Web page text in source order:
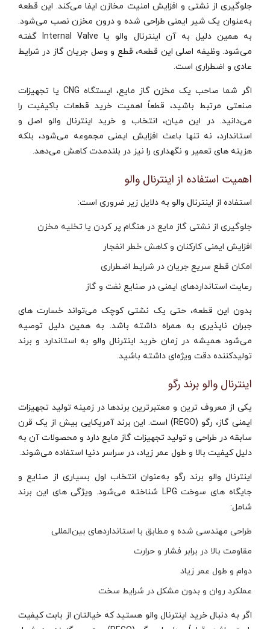
جلوگیری از نشتی و افزایش امنیت مخازن ایفا می‌کند. این قطعه
به‌عنوان یک شیر ایمنی طراحی شده و درون مخزن نصب می‌شود.
به همین دلیل به آن اینترنال والو یا Internal Valve گفته
می‌شود. وظیفه اصلی این قطعه، قطع و وصل جریان گاز در شرایط
عادی و اضطراری است.
اگر شما صاحب یک مخزن گاز مایع، ایستگاه CNG یا تجهیزات
صنعتی مرتبط باشید، قطعاً اهمیت خرید قطعات باکیفیت را
می‌دانید. در این میان، انتخاب و خرید اینترنال والو اصل و
استاندارد، نه‌ تنها باعث افزایش ایمنی مجموعه می‌شود، بلکه
هزینه‌ های تعمیر و نگهداری را نیز در بلندمدت کاهش می‌دهد.
اهمیت استفاده از اینترنال والو
استفاده از اینترنال والو به دلایل زیر ضروری است:
جلوگیری از نشتی گاز مایع در هنگام پر کردن یا تخلیه مخزن
افزایش ایمنی کارکنان و کاهش خطر انفجار
امکان قطع سریع جریان در شرایط اضطراری
رعایت استانداردهای ایمنی در صنایع نفت و گاز
بدون این قطعه، حتی یک نشتی کوچک می‌تواند خسارت‌ های
جبران‌ ناپذیری به همراه داشته باشد. به همین دلیل توصیه
می‌شود همیشه در زمان خرید اینترنال والو به استاندارد و برند
تولیدکننده دقت ویژه‌ای داشته باشید.
اینترنال والو برند رگو
یکی از معروف‌ ترین و معتبرترین برندها در زمینه تولید تجهیزات
ایمنی گاز، رگو (REGO) است. این برند آمریکایی بیش از یک قرن
سابقه در طراحی و تولید تجهیزات گاز مایع دارد و محصولات آن به
دلیل کیفیت بالا و طول عمر زیاد، در سراسر دنیا استفاده می‌شوند.
اینترنال والو برند رگو به‌عنوان انتخاب اول بسیاری از صنایع و
جایگاه‌ های سوخت LPG شناخته می‌شود. ویژگی‌ های این برند
شامل:
طراحی مهندسی‌ شده و مطابق با استانداردهای بین‌المللی
مقاومت بالا در برابر فشار و حرارت
دوام و طول عمر زیاد
عملکرد روان و بدون مشکل در شرایط سخت
اگر به دنبال خرید اینترنال والو هستید که خیالتان از بابت کیفیت